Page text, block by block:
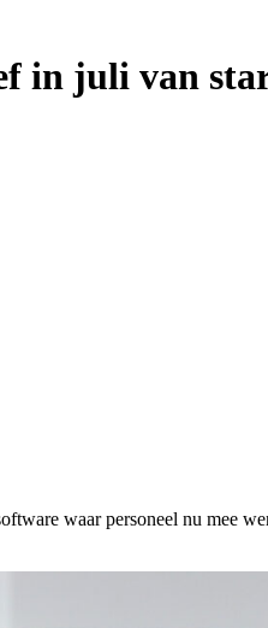
in juli van
waar personeel nu mee